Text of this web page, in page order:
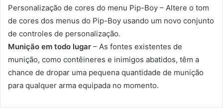
Personalização de cores do menu Pip-Boy – Altere o tom
de cores dos menus do Pip-Boy usando um novo conjunto
de controles de personalização.
Munição em todo lugar – As fontes existentes de
munição, como contêineres e inimigos abatidos, têm a
chance de dropar uma pequena quantidade de munição
para qualquer arma equipada no momento.